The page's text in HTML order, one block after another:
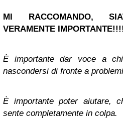
MI RACCOMANDO,
VERAMENTE IMPORTANTE!!!!
È importante dar voce a
nascondersi di fronte a
È importante poter aiutare,
sente completamente in colpa.